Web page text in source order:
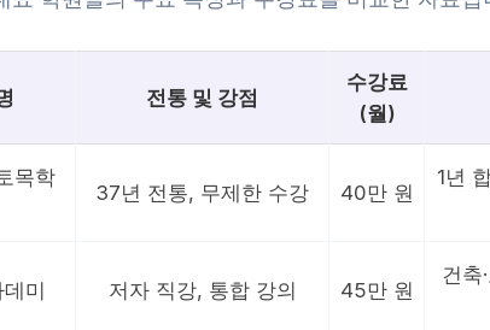
전통 및 강점
수강료
(월)
목학
37년 전통, 무제한 수강 40만 원
1년
미 저자 직강, 통합 강의 45만 원
건축